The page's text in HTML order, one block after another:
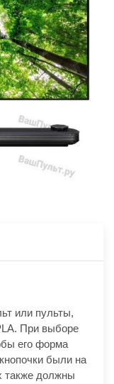
или пульты,
При выборе
его форма
были на
также должны